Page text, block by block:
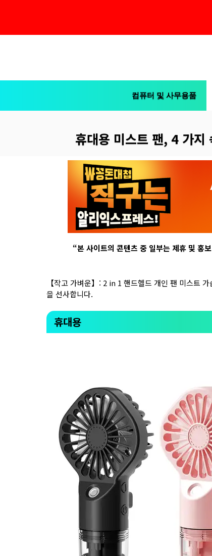
건
컴퓨터 및 사무용품
휴대용 미스트 팬, 4 가지
“본 사이트의 콘텐츠 중 일부는 제휴 및 홍
【작고 가벼운】: 2 in 1 핸드헬드 개인 팬 미스트
을 선사합니다.
휴대용